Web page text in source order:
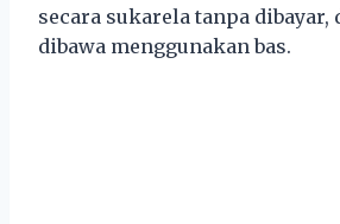
secara sukarela tanpa dibayar,
dibawa menggunakan bas.